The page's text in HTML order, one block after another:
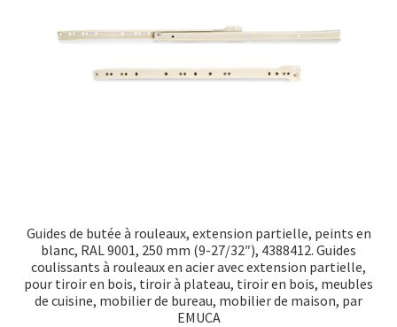
Guides de butée à rouleaux, extension partielle, peints en
blanc, RAL 9001, 250 mm (9-27/32″), 4388412. Guides
coulissants à rouleaux en acier avec extension partielle,
pour tiroir en bois, tiroir à plateau, tiroir en bois, meubles
de cuisine, mobilier de bureau, mobilier de maison, par
EMUCA